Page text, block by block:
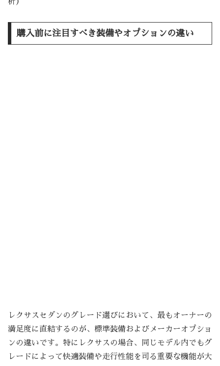
購入前に注目すべき装備やオプションの違い
レクサスセダンのグレード選びにおいて、最もオーナーの
満足度に直結するのが、標準装備およびメーカーオプショ
ンの違いです。特にレクサスの場合、同じモデル内でもグ
レードによって快適装備や走行性能を司る重要な機能が大